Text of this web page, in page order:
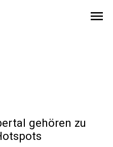
menu
gehören zu